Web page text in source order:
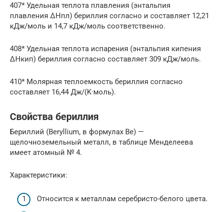
407* Удельная теплота плавления (энтальпия
плавления ΔHпл) бериллия согласно и составляет 12,21
кДж/моль и 14,7 кДж/моль соответственно.
408* Удельная теплота испарения (энтальпия кипения
ΔHкип) бериллия согласно составляет 309 кДж/моль.
410* Молярная теплоемкость бериллия согласно
составляет 16,44 Дж/(K·моль).
Свойства бериллия
Бериллий (Beryllium, в формулах Be) —
щелочноземельный металл, в таблице Менделеева
имеет атомный № 4.
Характеристики:
Относится к металлам серебристо-белого цвета.